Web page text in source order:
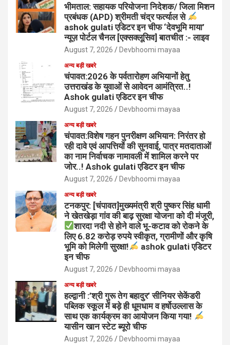
भीमताल: सहायक परियोजना निदेशक/ जिला मिशन
प्रबंधक (APD) श्रीमती चंद्र फर्त्याल से
ashok gulati एडिटर इन चीफ ‘देवभूमि माया’
न्यूज़ पोर्टल चैनल [एक्सक्लूसिव] बातचीत :- लाइव
August 7, 2026 Devbhoomi mayaa
अन्य बड़ी खबरे
चंपावत:2026 के पर्वतारोहण अभियानों हेतु
उत्तराखंड के युवाओं से आवेदन आमंत्रित..!
Ashok gulati एडिटर इन चीफ
August 7, 2026 Devbhoomi mayaa
अन्य बड़ी खबरे
चंपावत:विशेष गहन पुनरीक्षण अभियान: निरंतर हो
रही दावे एवं आपत्तियों की सुनवाई, पात्र मतदाताओं
का नाम निर्वाचक नामावली में शामिल करने पर
जोर..! Ashok gulati एडिटर इन चीफ
August 7, 2026 Devbhoomi mayaa
अन्य बड़ी खबरे
टनकपुर: [चंपावत]मुख्यमंत्री श्री पुष्कर सिंह धामी
ने खेतखेड़ा गांव की बाढ़ सुरक्षा योजना को दी मंजूरी,
शारदा नदी से होने वाले भू-कटाव को रोकने के
लिए 6.82 करोड़ रुपये स्वीकृत, ग्रामीणों और कृषि
भूमि को मिलेगी सुरक्षा!
ashok gulati एडिटर
इन चीफ
August 7, 2026 Devbhoomi mayaa
अन्य बड़ी खबरे
हल्द्वानी :’श्री गुरू तेग बहादुर’ सीनियर सेकेंडरी
पब्लिक स्कूल में बड़े ही धूमधाम व हर्षोउल्लास के
साथ एक कार्यक्रम का आयोजन किया गया!
यासीन खान स्टेट ब्यूरो चीफ
August 7, 2026 Devbhoomi mayaa